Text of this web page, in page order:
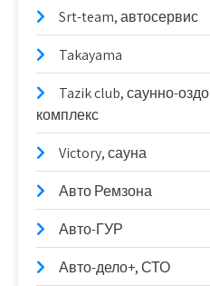
Srt-team, автосервис
Takayama
Tazik club, саунно-
комплекс
Victory, сауна
Авто Ремзона
Авто-ГУР
Авто-дело+, СТО